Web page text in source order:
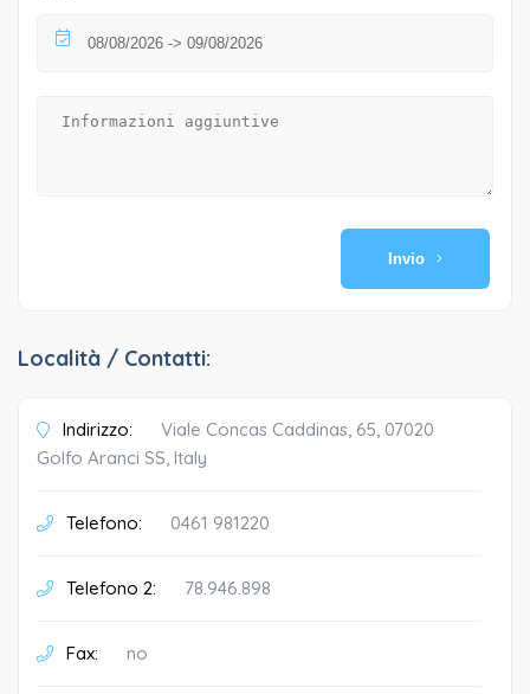
Invio
Località / Contatti:
Indirizzo:
Viale Concas Caddinas, 65, 07020
Golfo Aranci SS, Italy
Telefono: 0461 981220
Telefono 2: 78.946.898
Fax: no